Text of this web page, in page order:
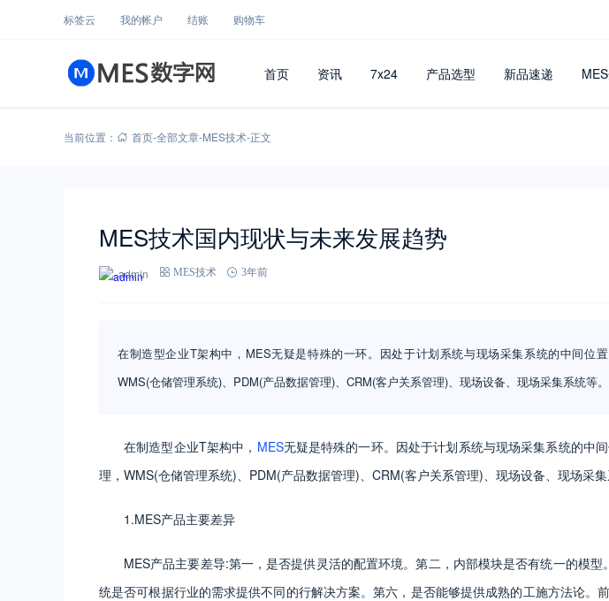
标签云 我的帐户 结账 购物车
首页 资讯 7x24 产品选型 新品速递
当前位置： 首页-全部文章-MES技术-正文
MES技术国内现状与未来发展趋势
admin MES技术 3年前
在制造型企业T架构中，MES无疑是特殊的一环。因处于计划系统与现场采集系统的中间位
WMS(仓储管理系统)、PDM(产品数据管理)、CRM(客户关系管理)、现场设备、现场采集系统等。
在制造型企业T架构中， MES无疑是特殊的一环。因处于计划系统与现场采集系统的中间
理，WMS(仓储管理系统)、PDM(产品数据管理)、CRM(客户关系管理)、现场设备、现场采
1.MES产品主要差异
MES产品主要差导:第一，是否提供灵活的配置环境。第二，内部模块是否有统一的模
统是否可根据行业的需求提供不同的行解决方案。第六，是否能够提供成熟的工施方法论